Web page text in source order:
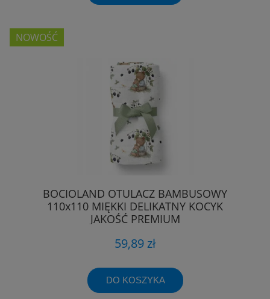
BOCIOLAND OTULACZ BAMBUSOWY
110x110 MIĘKKI DELIKATNY KOCYK
JAKOŚĆ PREMIUM
59,89 zł
DO KOSZYKA
NOWOŚĆ